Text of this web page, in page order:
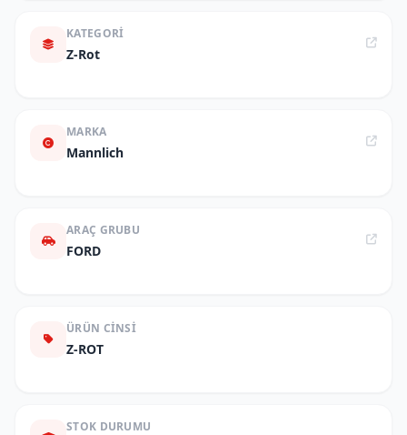
KATEGORI
Z-Rot
MARKA
Mannlich
ARAÇ GRUBU
FORD
ÜRÜN CINSI
Z-ROT
STOK DURUMU